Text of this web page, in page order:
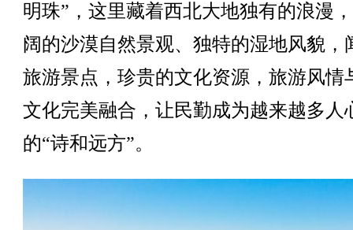
明珠”，这里藏着西北大地独有的浪漫
阔的沙漠自然景观、独特的湿地风貌，
旅游景点，珍贵的文化资源，旅游风情
文化完美融合，让民勤成为越来越多人
的“诗和远方”。